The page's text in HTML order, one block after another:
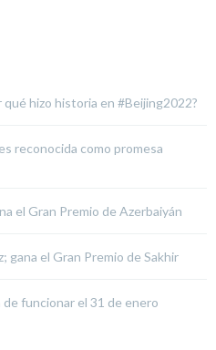
hizo historia en #Beijing2022?
reconocida como promesa
el Gran Premio de Azerbaiyán
el Gran Premio de Sakhir
funcionar el 31 de enero